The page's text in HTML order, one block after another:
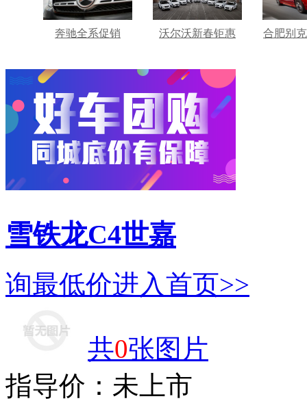
奔驰全系促销 沃尔沃新春钜惠 合肥别
雪铁龙C4世嘉
询最低价进入首页>>
共0张图片
指导价： 未上市